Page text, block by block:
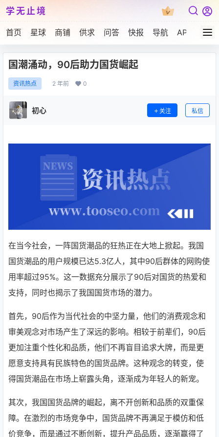
学无止境
首页 星球 商铺 供求 问答 快报 导航 APP下载
国潮涌动，90后助力国货崛起
资讯热点 2 年前 0
初心 关注 私信
在当今社会，一阵国货潮品的狂热正在大地上掀起。我国
国货潮品的用户规模已达5.3亿人，其中90后群体的网购使
用率超过95%。这一数据充分展示了90后对国货的热爱和
支持，同时也揭示了我国国货市场的潜力。
首先，90后作为当代社会的中坚力量，他们的消费观念和
审美观念对市场产生了深远的影响。相较于前辈们，90后
更加注重个性化和品质，他们不再盲目追求大牌，而是更
愿意支持具有民族特色的国货品牌。这种观念的转变，使
得国货潮品在市场上崭露头角，逐渐成为年轻人的新宠。
其次，我国国货品牌的崛起，离不开创新和品质的双重保
障。在激烈的市场竞争中，国货品牌不再满足于模仿和低
价竞争，而是通过不断创新，提升产品品质，逐渐赢得了